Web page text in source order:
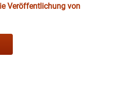
Veröffentlichung von